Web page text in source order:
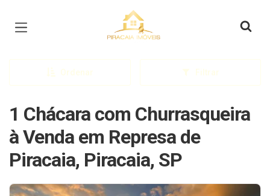
Página inicial
Ordenar Filtrar
1 Chácara com Churrasqueira
à Venda em Represa de
Piracaia, Piracaia, SP